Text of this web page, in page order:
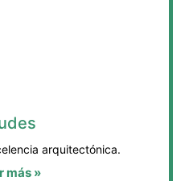
arquitectónica.
más »